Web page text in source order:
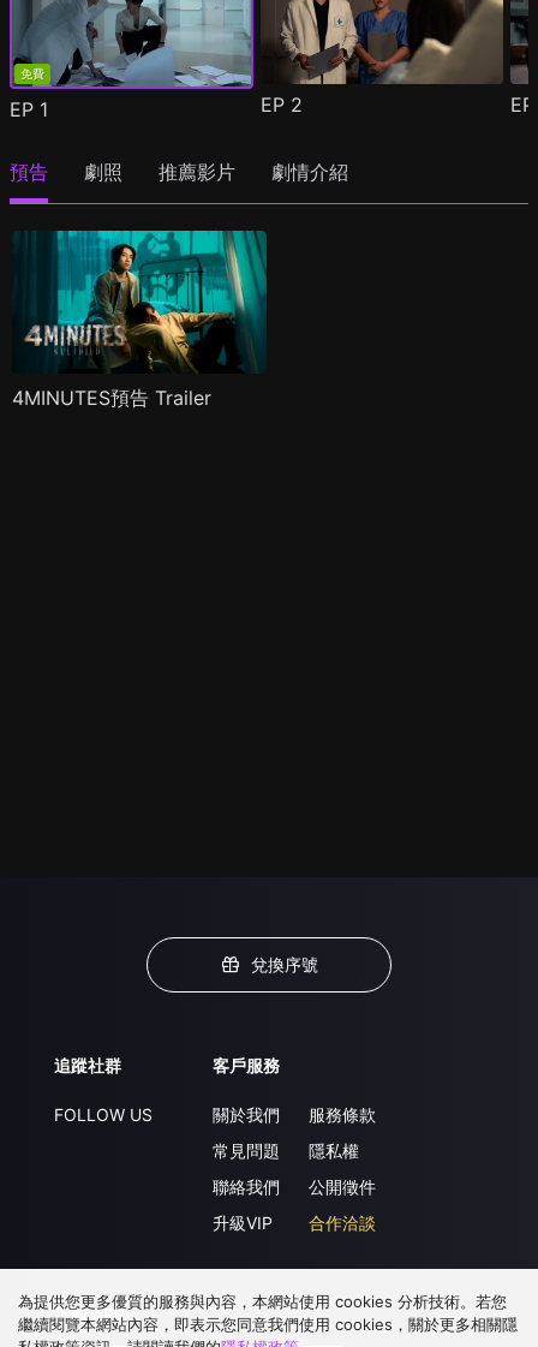
免費
EP 1 EP 2
預告 劇照 推薦影片 劇情介紹
4MINUTES預告 Trailer
兌換序號
追蹤社群
FOLLOW US
客戶服務
關於我們
常見問題
聯絡我們
升級VIP
服務條款
隱私權
公開徵件
合作洽談
下載 APP
為提供您更多優質的服務與內容，本網站使用 cookies 分析技術。若您
繼續閱覽本網站內容，即表示您同意我們使用 cookies，關於更多相關隱